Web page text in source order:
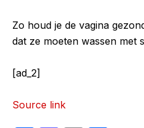
Zo houd je de vagina
dat ze moeten wassen met
[ad_2]
Source link